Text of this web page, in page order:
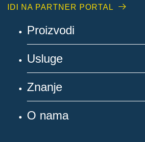
IDI NA PARTNER PORTAL
Proizvodi
Usluge
Znanje
O nama